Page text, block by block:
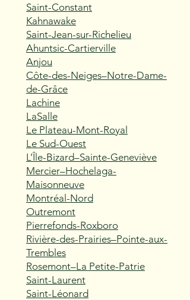
Saint-Constant
Kahnawake
Saint-Jean-sur-Richelieu
Ahuntsic-Cartierville
Anjou
Côte-des-Neiges–Notre-Dame-
de-Grâce
Lachine
LaSalle
Le Plateau-Mont-Royal
Le Sud-Ouest
L’Île-Bizard–Sainte-Geneviève
Mercier–Hochelaga-
Maisonneuve
Montréal-Nord
Outremont
Pierrefonds-Roxboro
Rivière-des-Prairies–Pointe-aux-
Trembles
Rosemont–La Petite-Patrie
Saint-Laurent
Saint-Léonard